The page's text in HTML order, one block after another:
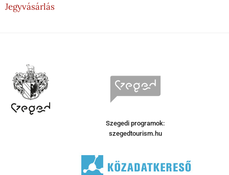
Jegyvásárlás
Szegedi programok:
szegedtourism.hu